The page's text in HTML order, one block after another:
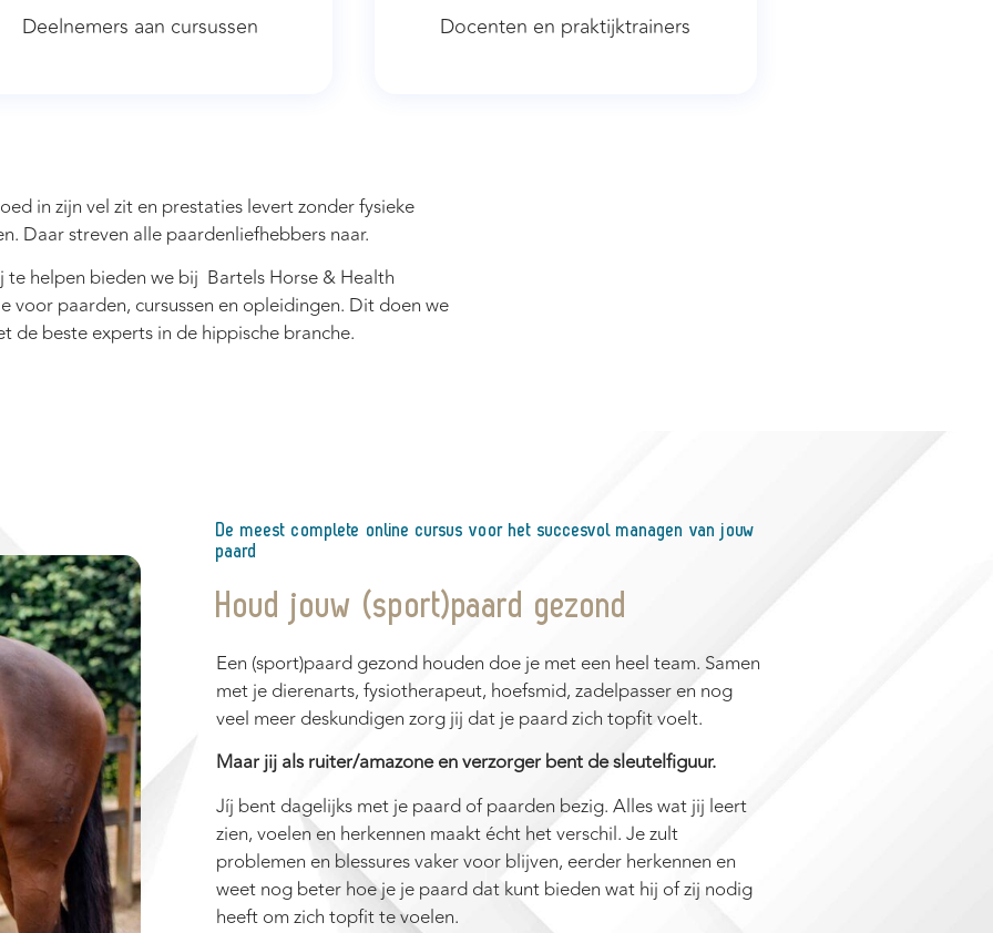
Deelnemers aan cursussen Docenten en praktijktrainers
in zijn vel zit en prestaties levert zonder fysieke
Daar streven alle paardenliefhebbers naar.
te helpen bieden we bij Bartels Horse & Health
voor paarden, cursussen en opleidingen. Dit doen we
de beste experts in de hippische branche.
De meest complete online cursus voor het succesvol managen van jouw
paard
Houd jouw (sport)paard gezond
Een (sport)paard gezond houden doe je met een heel team. Samen
met je dierenarts, fysiotherapeut, hoefsmid, zadelpasser en nog
veel meer deskundigen zorg jij dat je paard zich topfit voelt.
Maar jij als ruiter/amazone en verzorger bent de sleutelfiguur.
Jíj bent dagelijks met je paard of paarden bezig. Alles wat jij leert
zien, voelen en herkennen maakt écht het verschil. Je zult
problemen en blessures vaker voor blijven, eerder herkennen en
weet nog beter hoe je je paard dat kunt bieden wat hij of zij nodig
heeft om zich topfit te voelen.